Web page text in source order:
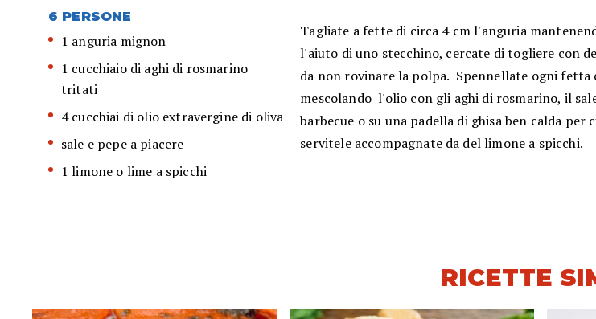
6 PERSONE
1 anguria mignon
1 cucchiaio di aghi di rosmarino
tritati
4 cucchiai di olio extravergine di oliva
sale e pepe a piacere
1 limone o lime a spicchi
Tagliate a fette di circa 4 cm l'anguria
l'aiuto di uno stecchino, cercate di togliere con
da non rovinare la polpa. Spennellate ogni
mescolando l'olio con gli aghi di rosmarino, il
barbecue o su una padella di ghisa ben calda
servitele accompagnate da del limone a spicchi.
RICETTE